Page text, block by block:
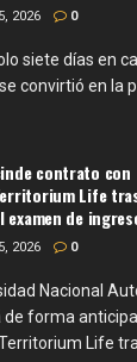
2026 0
siete días en
se convirtió en la
contrato con
Life
examen de
2026 0
Nacional
forma
Life